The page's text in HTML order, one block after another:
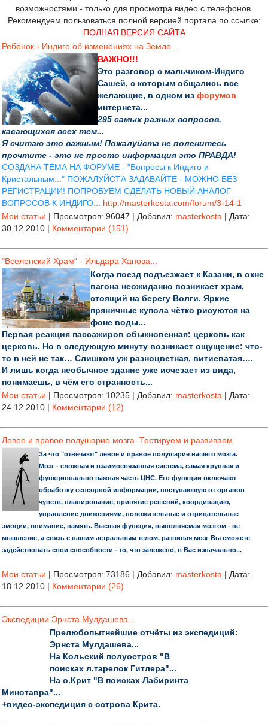
возможностями - только для просмотра видео с телефонов.
Рекомендуем пользоваться полной версией портала по ссылке:
ПОЛНАЯ ВЕРСИЯ САЙТА
Ребёнок - Индиго об изменениях на Земле...
ВАЖНО!!!
Это разговор с мальчиком-Индиго
Сашей, с которым общались все
желающие, в одном из форумов
интернета...
295 самых разных вопросов,
касающихся всех тем...
Я считаю это важным! Пожалуйста не поленитесь
прочтите - это не просто информация это ПРАВДА!
СОЗДАНА ТЕМА НА ФОРУМЕ - "Вопросы к Индиго и
Кристальным..." ПОЖАЛУЙСТА ЗАДАВАЙТЕ - МОЖНО БЕЗ
РЕГИСТРАЦИИ! ПОПРОБУЕМ СДЕЛАТЬ НОВЫЙ АНАЛОГ
ВОПРОСОВ К ИНДИГО... http://masterkosta.com/forum/3-14-1
Мои статьи | Просмотров: 96047 | Добавил: masterkosta | Дата:
30.12.2010 | Комментарии (151)
"Вселенский Храм" - Ильдара Ханова...
Когда поезд подъезжает к Казани, в окне
вагона неожиданно возникает храм,
стоящий на берегу Волги. Яркие
пряничные купола чётко рисуются на
фоне воды...
Первая реакция пассажиров обыкновенная: церковь как
церковь. Но в следующую минуту возникает ощущение: что-
то в ней не так… Слишком уж разноцветная, витиеватая….
И лишь когда необычное здание уже исчезает из вида,
понимаешь, в чём его странность...
Мои статьи | Просмотров: 10235 | Добавил: masterkosta | Дата:
24.12.2010 | Комментарии (12)
Левое и правое полушарие мозга. Тестируем и развиваем.
За что "отвечают" левое и правое полушарие нашего мозга.
Мозг - сложная и взаимосвязанная система, самая крупная и
функционально важная часть ЦНС. Его функции включают
обработку сенсорной информации, поступающую от органов
чувств, планирование, принятие решений, координацию,
управление движениями, положительные и отрицательные
эмоции, внимание, память. Высшая функция, выполняемая мозгом - не
мышление, а связь с нашим астральным телом, развивая мозг Вы сможете
задействовать свои способности - то, что заложено, в Вас изначально...
Мои статьи | Просмотров: 73186 | Добавил: masterkosta | Дата:
18.12.2010 | Комментарии (26)
Экспедиции Эрнста Мулдашева...
Прелюбопытнейшие отчёты из экспедиций:
Эрнста Мулдашева...
На Кольский полуостров "В
поисках л.тарелок Гитлера"...
На о.Крит "В поисках Лабиринта
Минотавра"...
+видео-экспедиция с острова Крита.